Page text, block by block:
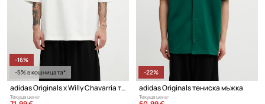
-16%
-5% в кошницата*
adidas Originals x Willy Chavarria тениска от памук мъжка
Текуща цена:
-22%
adidas Originals тениска мъжка
Текуща цена: